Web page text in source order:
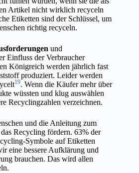
Artikel nicht wirklich recyceln
Etiketten sind der Schlüssel, um
richtig recyceln.
und
Einfluss der Verbraucher
Königreich werden jährlich fast
produziert. Leider werden
19. Wenn die Käufer mehr über
wüssten und klug auswählen
Recyclingzahlen verzeichnen.
und die Anleitung zum
Recycling fördern. 63% der
Symbole auf Etiketten
eine bessere Aufklärung und
brauchen. Das wird allen